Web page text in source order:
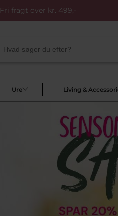
Fri fragt over kr. 499,-
Ure Living &